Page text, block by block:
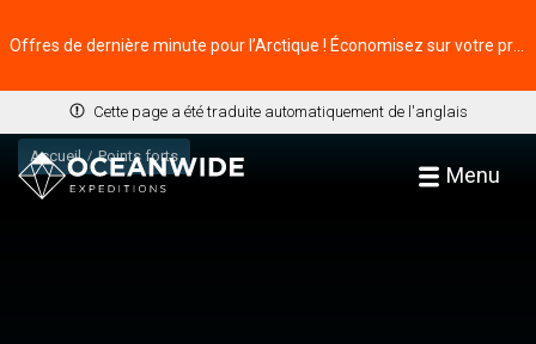
Cette page a été traduite automatiquement de l'anglais
Menu
Accueil Points forts